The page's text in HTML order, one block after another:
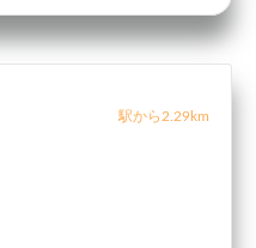
駅から2.29km